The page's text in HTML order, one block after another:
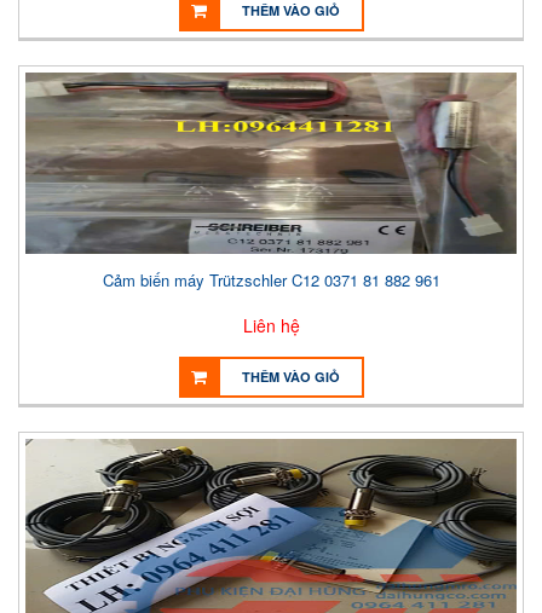
THÊM VÀO GIỎ
Cảm biến máy Trützschler C12 0371 81 882 961
Liên hệ
THÊM VÀO GIỎ